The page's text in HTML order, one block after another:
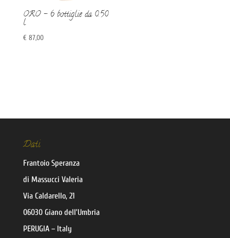
ORO – 6 bottiglie da 0.50
l
€87,00
Dati
Frantoio Speranza
di Massucci Valeria
Via Caldarello, 21
06030 Giano dell’Umbria
PERUGIA – Italy